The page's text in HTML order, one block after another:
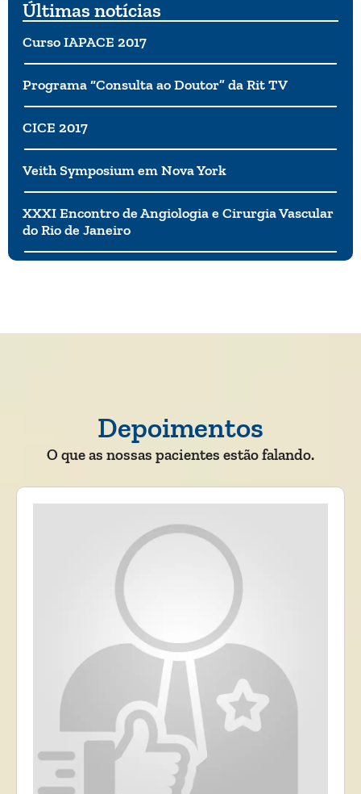
Últimas notícias
Curso IAPACE 2017
Programa “Consulta ao Doutor” da Rit TV
CICE 2017
Veith Symposium em Nova York
XXXI Encontro de Angiologia e Cirurgia Vascular
do Rio de Janeiro
Depoimentos
O que as nossas pacientes estão falando.